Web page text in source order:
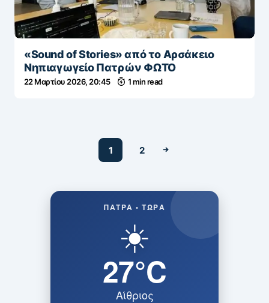
«Sound of Stories» από το Αρσάκειο
Νηπιαγωγείο Πατρών ΦΩΤΟ
22 Μαρτίου 2026, 20:45 1 min read
1 2
ΠΆΤΡΑ • ΤΏΡΑ
☀️
27°C
Αίθριος